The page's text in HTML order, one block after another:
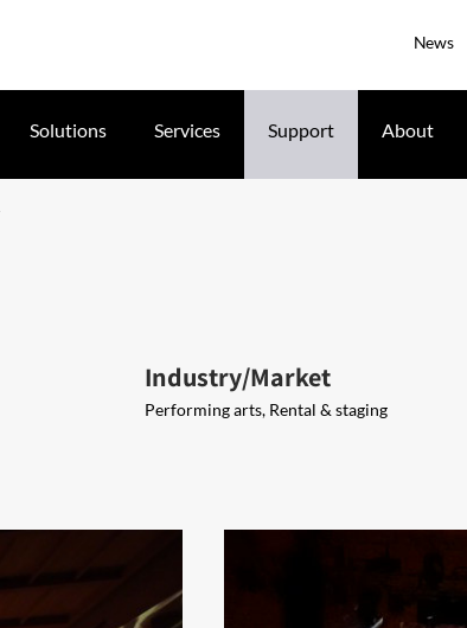
News
Solutions Services Support About
Industry/Market
Performing arts, Rental & staging